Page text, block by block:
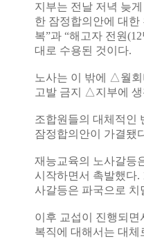
지부는 전날 저녁 늦
한 잠정합의안에 대
복”과 “해고자 전원
대로 수용된 것이다.
노사는 이 밖에 △월
고발 금지 △지부에
조합원들의 대체적인
잠정합의안이 가결됐
재능교육의 노사갈등
시작하면서 촉발했다.
사갈등은 파국으로 치
이후 교섭이 진행되
복직에 대해서는 대